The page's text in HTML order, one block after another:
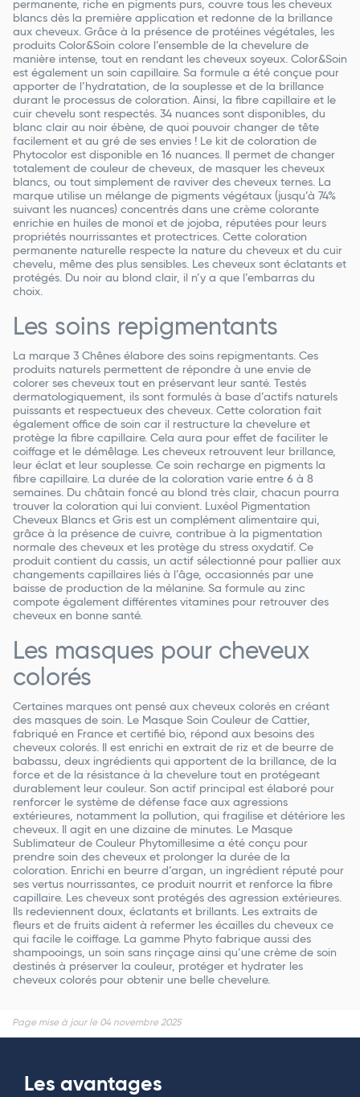
permanente, riche en pigments purs, couvre tous les cheveux
blancs dès la première application et redonne de la brillance
aux cheveux. Grâce à la présence de protéines végétales, les
produits Color&Soin colore l’ensemble de la chevelure de
manière intense, tout en rendant les cheveux soyeux. Color&Soin
est également un soin capillaire. Sa formule a été conçue pour
apporter de l’hydratation, de la souplesse et de la brillance
durant le processus de coloration. Ainsi, la fibre capillaire et le
cuir chevelu sont respectés. 34 nuances sont disponibles, du
blanc clair au noir ébène, de quoi pouvoir changer de tête
facilement et au gré de ses envies ! Le kit de coloration de
Phytocolor est disponible en 16 nuances. Il permet de changer
totalement de couleur de cheveux, de masquer les cheveux
blancs, ou tout simplement de raviver des cheveux ternes. La
marque utilise un mélange de pigments végétaux (jusqu’à 74%
suivant les nuances) concentrés dans une crème colorante
enrichie en huiles de monoï et de jojoba, réputées pour leurs
propriétés nourrissantes et protectrices. Cette coloration
permanente naturelle respecte la nature du cheveux et du cuir
chevelu, même des plus sensibles. Les cheveux sont éclatants et
protégés. Du noir au blond clair, il n’y a que l’embarras du
choix.
Les soins repigmentants
La marque 3 Chênes élabore des soins repigmentants. Ces
produits naturels permettent de répondre à une envie de
colorer ses cheveux tout en préservant leur santé. Testés
dermatologiquement, ils sont formulés à base d’actifs naturels
puissants et respectueux des cheveux. Cette coloration fait
également office de soin car il restructure la chevelure et
protège la fibre capillaire. Cela aura pour effet de faciliter le
coiffage et le démêlage. Les cheveux retrouvent leur brillance,
leur éclat et leur souplesse. Ce soin recharge en pigments la
fibre capillaire. La durée de la coloration varie entre 6 à 8
semaines. Du châtain foncé au blond très clair, chacun pourra
trouver la coloration qui lui convient. Luxéol Pigmentation
Cheveux Blancs et Gris est un complément alimentaire qui,
grâce à la présence de cuivre, contribue à la pigmentation
normale des cheveux et les protège du stress oxydatif. Ce
produit contient du cassis, un actif sélectionné pour pallier aux
changements capillaires liés à l’âge, occasionnés par une
baisse de production de la mélanine. Sa formule au zinc
compote également différentes vitamines pour retrouver des
cheveux en bonne santé.
Les masques pour cheveux
colorés
Certaines marques ont pensé aux cheveux colorés en créant
des masques de soin. Le Masque Soin Couleur de Cattier,
fabriqué en France et certifié bio, répond aux besoins des
cheveux colorés. Il est enrichi en extrait de riz et de beurre de
babassu, deux ingrédients qui apportent de la brillance, de la
force et de la résistance à la chevelure tout en protégeant
durablement leur couleur. Son actif principal est élaboré pour
renforcer le système de défense face aux agressions
extérieures, notamment la pollution, qui fragilise et détériore les
cheveux. Il agit en une dizaine de minutes. Le Masque
Sublimateur de Couleur Phytomillesime a été conçu pour
prendre soin des cheveux et prolonger la durée de la
coloration. Enrichi en beurre d’argan, un ingrédient réputé pour
ses vertus nourrissantes, ce produit nourrit et renforce la fibre
capillaire. Les cheveux sont protégés des agression extérieures.
Ils redeviennent doux, éclatants et brillants. Les extraits de
fleurs et de fruits aident à refermer les écailles du cheveux ce
qui facile le coiffage. La gamme Phyto fabrique aussi des
shampooings, un soin sans rinçage ainsi qu’une crème de soin
destinés à préserver la couleur, protéger et hydrater les
cheveux colorés pour obtenir une belle chevelure.
Page mise à jour le 04 novembre 2025
Les avantages